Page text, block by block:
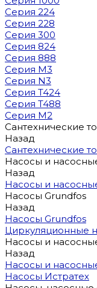
Серия 224
Серия 228
Серия 300
Серия 824
Серия 888
Серия M3
Серия N3
Серия T424
Серия T488
Серия М2
Сантехнические
Назад
Сантехнические
Насосы и
Назад
Насосы и
Насосы Grundfos
Назад
Насосы Grundfos
Циркуляционные
Насосы и
Назад
Насосы и
Насосы Истратех